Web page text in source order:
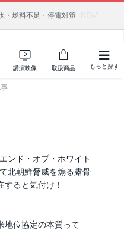
・燃料不足・停電対策 NEW!
講演映像 取扱商品 もっと探す
ンド・オブ・ホワイト
北朝鮮脅威を煽る露骨
ると気付け！
地位協定の本質って